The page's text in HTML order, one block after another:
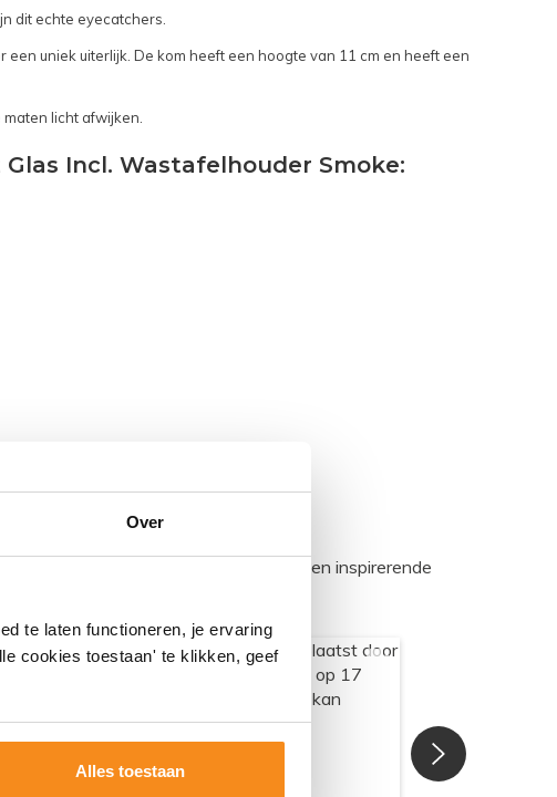
Over
te laten functioneren, je ervaring
cookies toestaan' te klikken, geef
Alles toestaan
dit echte eyecatchers.
uniek uiterlijk. De kom heeft een hoogte van 11 cm en heeft een
licht afwijken.
Incl. Wastafelhouder Smoke:
Samen bouwen we een inspirerende